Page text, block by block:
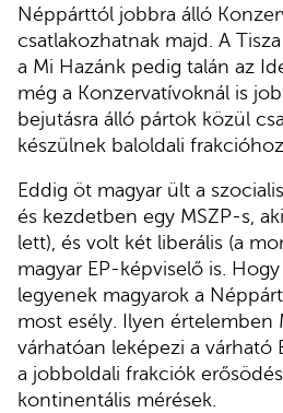
Néppárttól jobbra álló
csatlakozhatnak majd. A
a Mi Hazánk pedig talán az
még a Konzervatívoknál is
bejutásra álló pártok közül
készülnek baloldali
Eddig öt magyar ült a
és kezdetben egy MSZP-s,
lett), és volt két liberális (a
magyar EP-képviselő is.
legyenek magyarok a
most esély. Ilyen értelemben
várhatóan leképezi a várható
a jobboldali frakciók
kontinentális mérések.